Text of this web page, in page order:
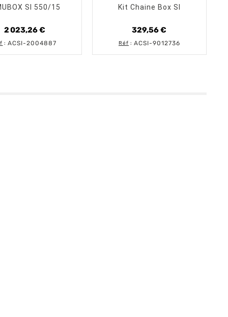
SI 550/15
2 023,26 €
Prix
: ACSI-2004887
Kit Chaine Box SI
329,56 €
Prix
Réf : ACSI-9012736